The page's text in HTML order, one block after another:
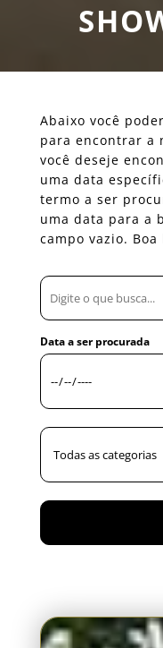
Abaixo você
para encontrar a
você deseje
uma data
termo a ser
uma data para a
campo vazio.